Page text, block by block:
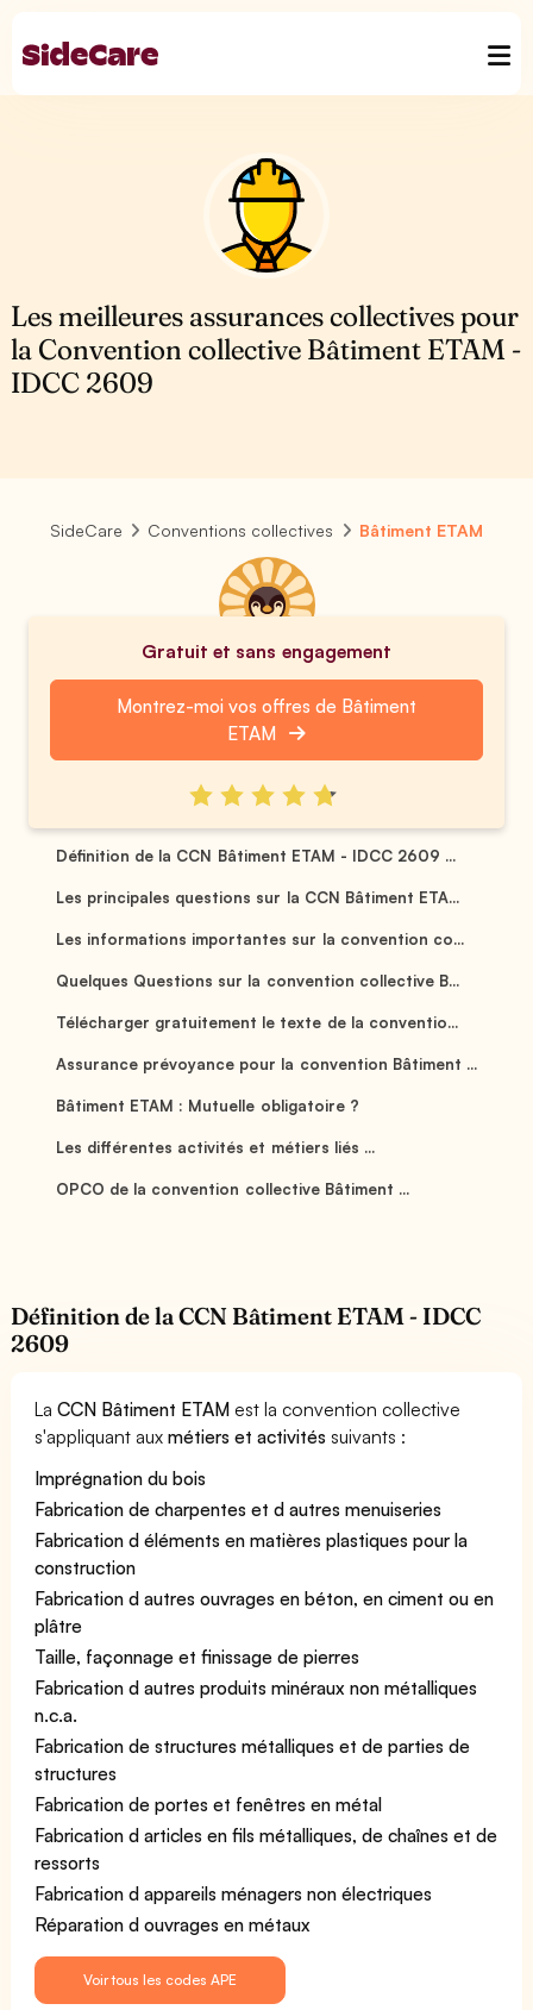
Les meilleures assurances collectives pour
la Convention collective Bâtiment ETAM -
IDCC 2609
SideCare Conventions collectives Bâtiment ETAM
Gratuit et sans engagement
Montrez-moi vos offres de Bâtiment
ETAM
Définition de la CCN Bâtiment ETAM - IDCC 2609 ...
Les principales questions sur la CCN Bâtiment ETA...
Les informations importantes sur la convention co...
Quelques Questions sur la convention collective B...
Télécharger gratuitement le texte de la conventio...
Assurance prévoyance pour la convention Bâtiment ...
Bâtiment ETAM : Mutuelle obligatoire ?
Les différentes activités et métiers liés ...
OPCO de la convention collective Bâtiment ...
Définition de la CCN Bâtiment ETAM - IDCC
2609
LaCCN Bâtiment ETAM est la convention collective
s'appliquant auxmétiers et activités suivants :
Imprégnation du bois
Fabrication de charpentes et d autres menuiseries
Fabrication d éléments en matières plastiques pour la
construction
Fabrication d autres ouvrages en béton, en ciment ou en
plâtre
Taille, façonnage et finissage de pierres
Fabrication d autres produits minéraux non métalliques
n.c.a.
Fabrication de structures métalliques et de parties de
structures
Fabrication de portes et fenêtres en métal
Fabrication d articles en fils métalliques, de chaînes et de
ressorts
Fabrication d appareils ménagers non électriques
Réparation d ouvrages en métaux
Voir tous les codes APE